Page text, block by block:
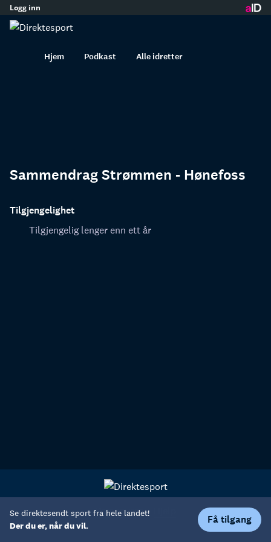
innhold
Logg inn
Hjem Podkast Alle idretter
Se direktesendt sport fra hele landet!
Der du er, når du vil.
Få tilgang
Sammendrag Strømmen - Hønefoss
Tilgjengelighet
Tilgjengelig lenger enn ett år
Personvern